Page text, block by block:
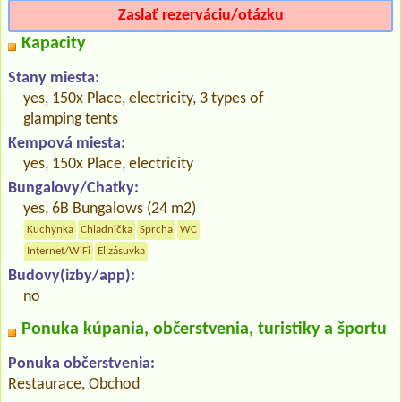
Zaslať rezerváciu/otázku
Kapacity
Stany miesta:
yes, 150x Place, electricity, 3 types of
glamping tents
Kempová miesta:
yes, 150x Place, electricity
Bungalovy/Chatky:
yes, 6B Bungalows (24 m2)
Kuchynka Chladnička Sprcha
WC
Internet/WiFi
El.zásuvka
Budovy(izby/app):
no
Ponuka kúpania, občerstvenia, turistiky a športu
Ponuka občerstvenia:
Restaurace, Obchod